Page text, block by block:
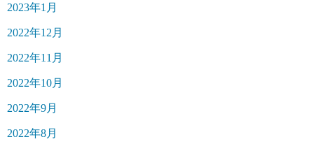
2023年1月
2022年12月
2022年11月
2022年10月
2022年9月
2022年8月